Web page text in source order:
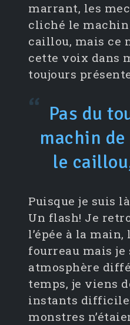
marrant, les
cliché le machin
caillou, mais ce
cette voix dans
toujours
Pas du
machin de
le
Puisque je suis
Un flash! Je
l’épée à la
fourreau mais je
atmosphère
temps, je viens
instants
monstres